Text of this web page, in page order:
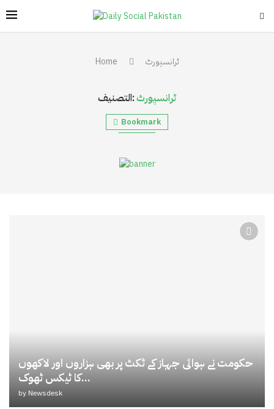
Home ٹرانسپورٹ
التصنيف:ٹرانسپورٹ
Bookmark
حکومت نے ہوائی جہاز کے ٹکٹ پر بھی ہزاروں اور لاکھوں
کا ٹیکس ٹھوک...
byNewsdesk